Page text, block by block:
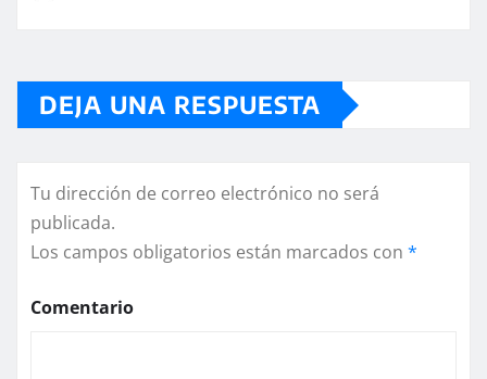
DEJA UNA RESPUESTA
Tu dirección de correo electrónico no será
publicada.
Los campos obligatorios están marcados con *
Comentario